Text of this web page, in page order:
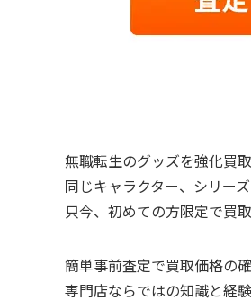
無職転生のグッズを強化買取
同じキャラクター、シリー
只今、初めての方限定で買
簡単事前査定で買取価格の
専門店ならではの知識と経